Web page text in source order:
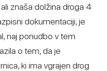
znaša dolžina droga 4
dokumentaciji, je
naj ponudbo v tem
o tem, da je
ki ima vgrajen drog